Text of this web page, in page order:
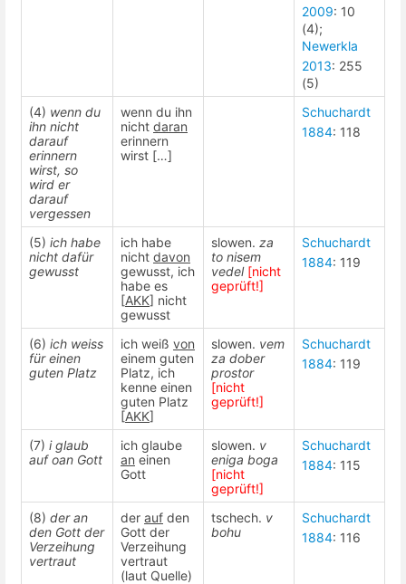
2009: 10
(4);
Newerkla
2013: 255
(5)
(4) wenn du
ihn nicht
darauf
erinnern
wirst, so
wird er
darauf
vergessen
wenn du ihn
nicht daran
erinnern
wirst […]
Schuchardt
1884: 118
(5) ich habe
nicht dafür
gewusst
ich habe
nicht davon
gewusst, ich
habe es
[AKK] nicht
gewusst
slowen. za
to nisem
vedel [nicht
geprüft!]
Schuchardt
1884: 119
(6) ich weiss
für einen
guten Platz
ich weiß von
einem guten
Platz, ich
kenne einen
guten Platz
[AKK]
slowen. vem
za dober
prostor
[nicht
geprüft!]
Schuchardt
1884: 119
(7) i glaub
auf oan Gott
ich glaube
an einen
Gott
slowen. v
eniga boga
[nicht
geprüft!]
Schuchardt
1884: 115
(8) der an
den Gott der
Verzeihung
vertraut
der auf den
Gott der
Verzeihung
vertraut
(laut Quelle)
tschech. v
bohu
Schuchardt
1884: 116